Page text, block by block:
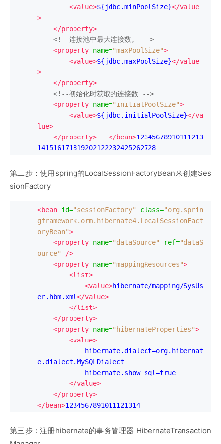
<value>${jdbc.minPoolSize}</value
>
</property>
<!--连接池中最大连接数。 -->
<property name="maxPoolSize">
<value>${jdbc.maxPoolSize}</value
>
</property>
<!--初始化时获取的连接数 -->
<property name="initialPoolSize">
<value>${jdbc.initialPoolSize}</va
lue>
</property>
</bean>12345678910111213
141516171819202122232425262728
第二步：使用spring的LocalSessionFactoryBean来创建Ses
sionFactory
<bean id="sessionFactory" class="org.sprin
gframework.orm.hibernate4.LocalSessionFact
oryBean">
<property name="dataSource" ref="dataS
ource"
/>
<property name="mappingResources">
<list>
<value>hibernate/mapping/SysUs
er.hbm.xml</value>
</list>
</property>
<property name="hibernateProperties">
<value>
hibernate.dialect=org.hibernat
e.dialect.MySQLDialect
hibernate.show_sql=true
</value>
</property>
</bean>1234567891011121314
第三步：注册hibernate的事务管理器 HibernateTransaction